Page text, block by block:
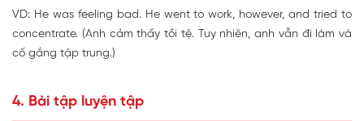
VD: He was feeling bad. He went to work, however, and tried to
concentrate. (Anh cảm thấy tồi tệ. Tuy nhiên, anh vẫn đi làm và
cố gắng tập trung.)
4. Bài tập luyện tập